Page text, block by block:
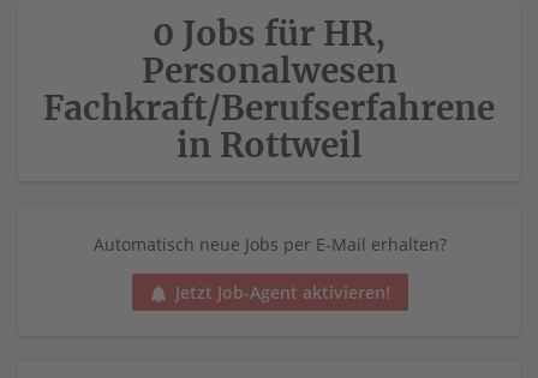
0 Jobs für HR,
Personalwesen
Fachkraft/Berufserfahrene
in Rottweil
Automatisch neue Jobs per E-Mail erhalten?
Jetzt Job-Agent aktivieren!